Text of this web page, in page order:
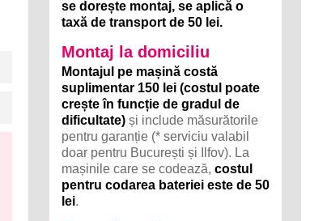
se dorește montaj, se aplică o
taxă de transport de 50 lei.
Montaj la domiciliu
Montajul pe mașină costă
suplimentar 150 lei (costul poate
crește în funcție de gradul de
dificultate) și include măsurătorile
pentru garanție (* serviciu valabil
doar pentru București și Ilfov). La
mașinile care se codează,costul
pentru codarea bateriei este de 50
lei.